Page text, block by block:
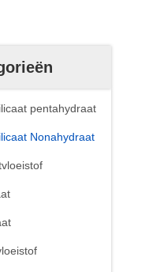
pentahydraat
Nonahydraat